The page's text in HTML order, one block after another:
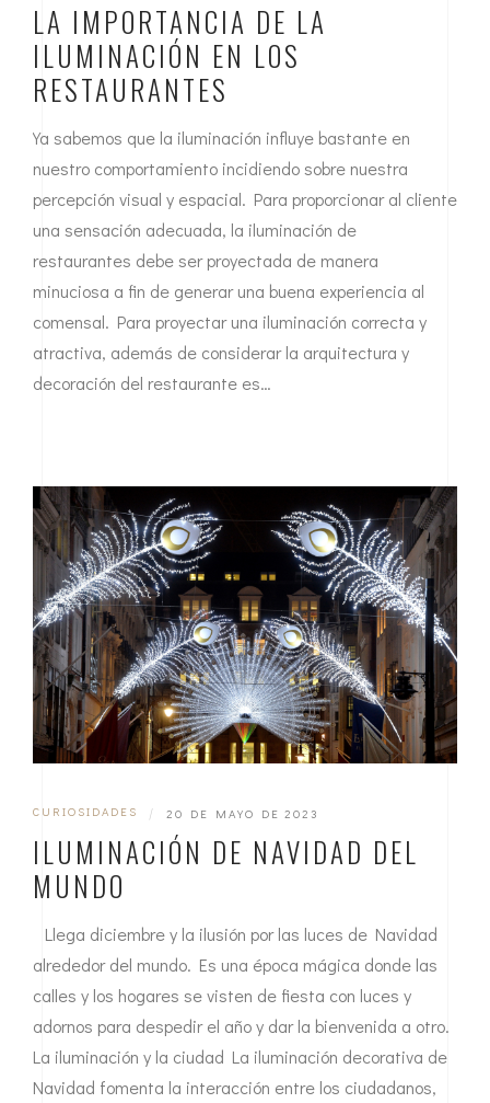
LA IMPORTANCIA DE LA
ILUMINACIÓN EN LOS
RESTAURANTES
Ya sabemos que la iluminación influye bastante en
nuestro comportamiento incidiendo sobre nuestra
percepción visual y espacial. Para proporcionar al cliente
una sensación adecuada, la iluminación de
restaurantes debe ser proyectada de manera
minuciosa a fin de generar una buena experiencia al
comensal. Para proyectar una iluminación correcta y
atractiva, además de considerar la arquitectura y
decoración del restaurante es…
CURIOSIDADES | 20 DE MAYO DE 2023
ILUMINACIÓN DE NAVIDAD DEL
MUNDO
Llega diciembre y la ilusión por las luces de Navidad
alrededor del mundo. Es una época mágica donde las
calles y los hogares se visten de fiesta con luces y
adornos para despedir el año y dar la bienvenida a otro.
La iluminación y la ciudad La iluminación decorativa de
Navidad fomenta la interacción entre los ciudadanos,